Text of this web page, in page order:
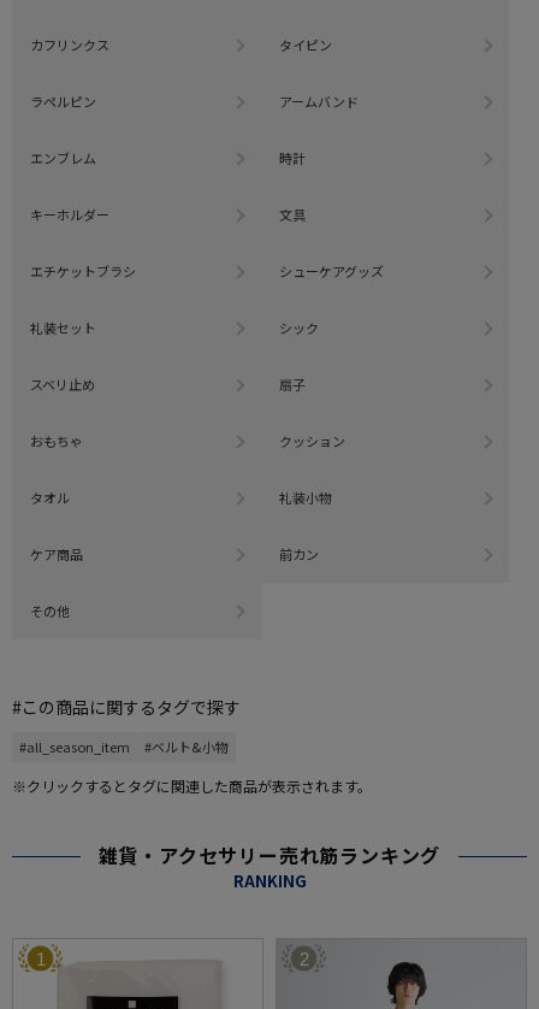
カフリンクス タイピン
ラペルピン アームバンド
エンブレム 時計
キーホルダー 文具
エチケットブラシ シューケアグッズ
礼装セット シック
スベリ止め 扇子
おもちゃ クッション
タオル 礼装小物
ケア商品 前カン
その他
#この商品に関するタグで探す
#all_season_item #ベルト&小物
※クリックするとタグに関連した商品が表示されます。
雑貨・アクセサリー売れ筋ランキング
RANKING
1 2